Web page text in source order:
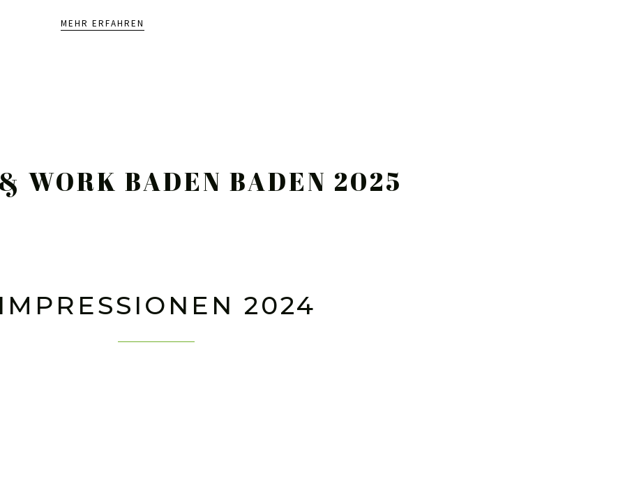
MEHR ERFAHREN
WORK BADEN BADEN 2025
PARTNER
2024